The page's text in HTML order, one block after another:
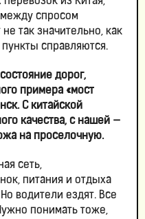
между спросом
так значительно, как
справляются.
дорог,
примера «мост
С китайской
качества, с нашей —
на проселочную.
сеть,
питания и отдыха
водители ездят. Все
понимать тоже,